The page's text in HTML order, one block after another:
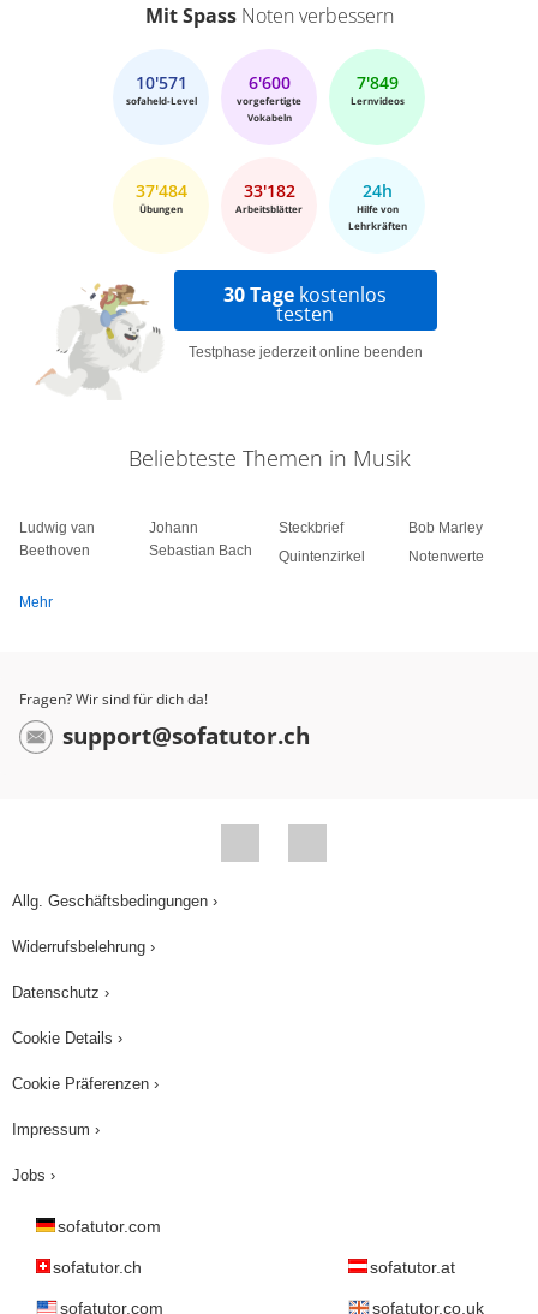
Mit SpassNoten verbessern
10'571
sofaheld-Level
6'600
vorgefertigte
Vokabeln
7'849
Lernvideos
37'484
Übungen
33'182
Arbeitsblätter
24h
Hilfe von
Lehrkräften
30 Tage kostenlos
testen
Testphase jederzeit online beenden
Beliebteste Themen in Musik
Ludwig van
Beethoven
Johann
Sebastian Bach
Steckbrief
Quintenzirkel
Bob Marley
Notenwerte
Mehr
Fragen? Wir sind für dich da!
support@sofatutor.ch
Allg. Geschäftsbedingungen ›
Widerrufsbelehrung ›
Datenschutz ›
Cookie Details ›
Cookie Präferenzen ›
Impressum ›
Jobs ›
sofatutor.com
sofatutor.ch sofatutor.at
sofatutor.com sofatutor.co.uk